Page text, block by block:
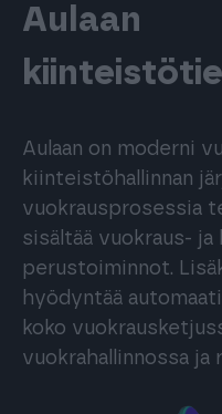
Aulaan
Aulaan on moderni
kiinteistöhallinnan
vuokrausprosessia
sisältää vuokraus-
perustoiminnot.
hyödyntää
koko
vuokrahallinnossa ja
Solo
Allekirjoitus